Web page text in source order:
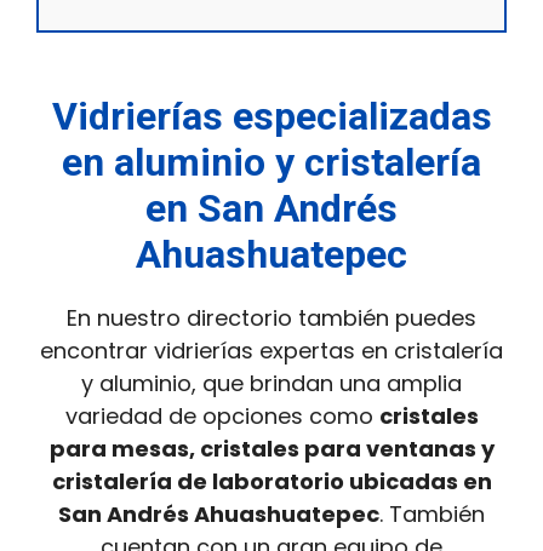
Vidrierías especializadas
en aluminio y cristalería
en San Andrés
Ahuashuatepec
En nuestro directorio también puedes
encontrar vidrierías expertas en cristalería
y aluminio, que brindan una amplia
variedad de opciones como cristales
para mesas, cristales para ventanas y
cristalería de laboratorio ubicadas en
San Andrés Ahuashuatepec. También